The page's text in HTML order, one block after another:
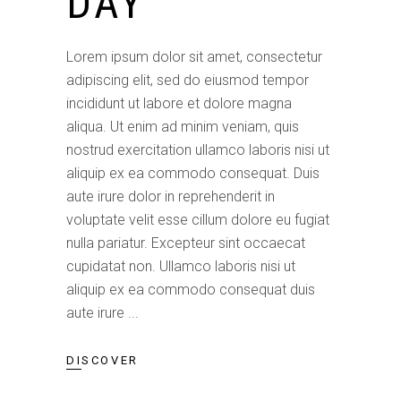
Lorem ipsum dolor sit amet, consectetur
adipiscing elit, sed do eiusmod tempor
incididunt ut labore et dolore magna
aliqua. Ut enim ad minim veniam, quis
nostrud exercitation ullamco laboris nisi ut
aliquip ex ea commodo consequat. Duis
aute irure dolor in reprehenderit in
voluptate velit esse cillum dolore eu fugiat
nulla pariatur. Excepteur sint occaecat
cupidatat non. Ullamco laboris nisi ut
aliquip ex ea commodo consequat duis
aute irure
DISCOVER